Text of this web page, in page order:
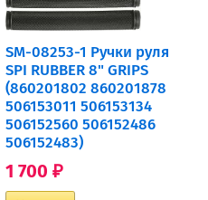
SM-08253-1 Ручки руля
SPI RUBBER 8" GRIPS
(860201802 860201878
506153011 506153134
506152560 506152486
506152483)
1 700 ₽